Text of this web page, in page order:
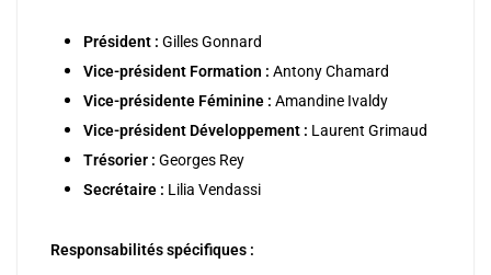
Président : Gilles Gonnard
Vice-président Formation : Antony Chamard
Vice-présidente Féminine : Amandine Ivaldy
Vice-président Développement : Laurent Grimaud
Trésorier : Georges Rey
Secrétaire : Lilia Vendassi
Responsabilités spécifiques :